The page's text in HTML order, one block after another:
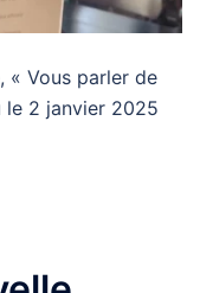
« Vous parler de
le 2 janvier 2025